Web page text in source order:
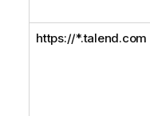
https://*.talend.com